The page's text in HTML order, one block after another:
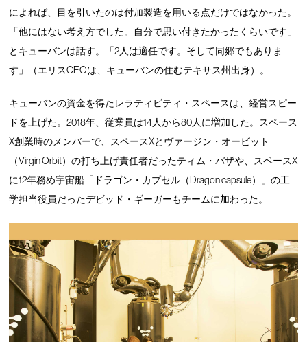
によれば、目を引いたのは付加製造を用いる点だけではなかった。
「他にはない考え方でした。自分で思い付きたかったくらいです」
とキューバンは話す。「2人は適任です。そして同郷でもありま
す」（エリスCEOは、キューバンの住むテキサス州出身）。
キューバンの資金を得たレラティビティ・スペースは、経営スピー
ドを上げた。2018年、従業員は14人から80人に増加した。スペース
X創業時のメンバーで、スペースXとヴァージン・オービット
（Virgin Orbit）の打ち上げ責任者だったティム・バザや、スペースX
に12年務め宇宙船「ドラゴン・カプセル（Dragon capsule）」の工
学担当役員だったデビッド・ギーガーもチームに加わった。